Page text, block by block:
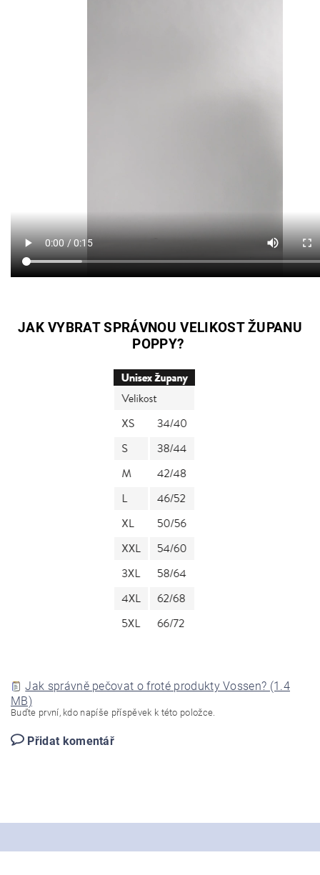
JAK VYBRAT SPRÁVNOU VELIKOST ŽUPANU
POPPY?
Jak správně pečovat o froté produkty Vossen? (1.4
MB)
Buďte první, kdo napíše příspěvek k této položce.
Přidat komentář